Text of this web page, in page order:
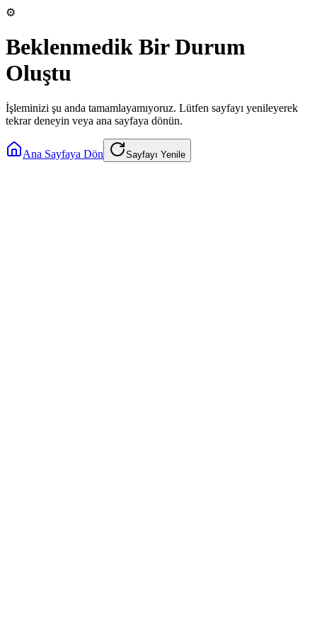
⚙️
Beklenmedik Bir Durum
Oluştu
İşleminizi şu anda tamamlayamıyoruz. Lütfen sayfayı yenileyerek
tekrar deneyin veya ana sayfaya dönün.
Ana Sayfaya Dön Sayfayı Yenile